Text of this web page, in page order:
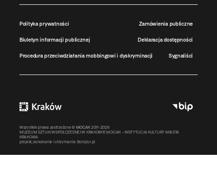
Polityka prywatności Zamówienia publiczne
Biuletyn informacji publicznej Deklaracja dostępności
Procedura przeciwdziałania mobbingowi i dyskryminacji Sygnaliści
Wszystkie prawa zastrzeżone © MOCAK 2011-2026
MUZEUM SZTUKI WSPÓŁCZESNEJ W KRAKOWIE MOCAK – INSTYTUCJA KULTURY MIASTA
KRAKOWA
projekt, wykonanie i utrzymanie: Bonjour.pl